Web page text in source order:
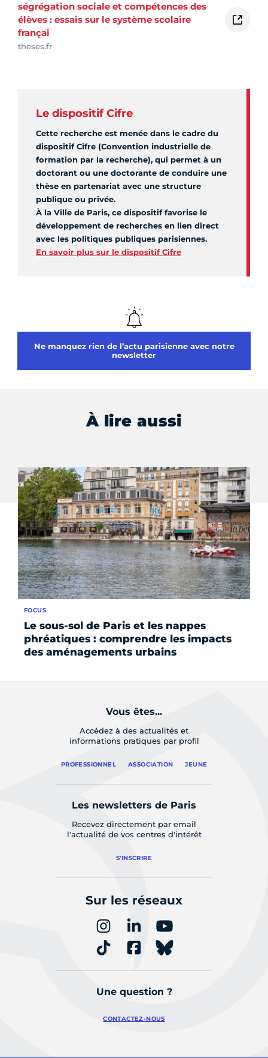
ségrégation sociale et compétences des
élèves : essais sur le système scolaire
françai
theses.fr
Le dispositif Cifre
Cette recherche est menée dans le cadre du
dispositif Cifre (Convention industrielle de
formation par la recherche), qui permet à un
doctorant ou une doctorante de conduire une
thèse en partenariat avec une structure
publique ou privée.
À la Ville de Paris, ce dispositif favorise le
développement de recherches en lien direct
avec les politiques publiques parisiennes.
En savoir plus sur le dispositif Cifre
Ne manquez rien de l’actu parisienne avec notre
newsletter
À lire aussi
Le sous-sol de Paris et les nappes
phréatiques : comprendre les impacts
des aménagements urbains
FOCUS
Vous êtes...
Accédez à des actualités et
informations pratiques par profil
PROFESSIONNEL ASSOCIATION JEUNE
Les newsletters de Paris
Recevez directement par email
l'actualité de vos centres d'intérêt
S'INSCRIRE
Sur les réseaux
Une question ?
CONTACTEZ-NOUS